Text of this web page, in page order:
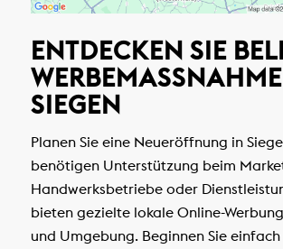
ENTDECKEN SIE
IEGEN
Planen Sie eine Neueröffnung in
benötigen Unterstützung beim
Handwerksbetriebe oder
bieten gezielte lokale Online-
und Umgebung. Beginnen Sie